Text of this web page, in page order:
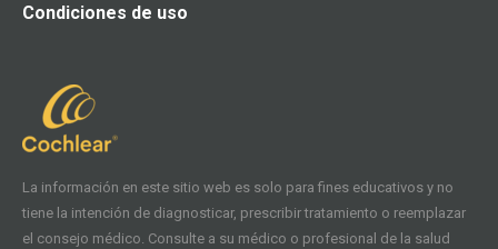
La información en este sitio web es solo para fines educativos y no
tiene la intención de diagnosticar, prescribir tratamiento o reemplazar
el consejo médico. Consulte a su médico o profesional de la salud
Condiciones de uso